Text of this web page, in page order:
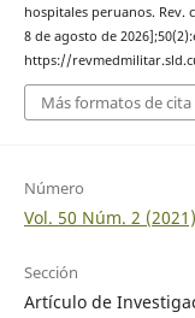
hospitales peruanos. Rev.
8 de agosto de
https://
Más formatos de cita
Número
Vol. 50 Núm. 2
Sección
Artículo de